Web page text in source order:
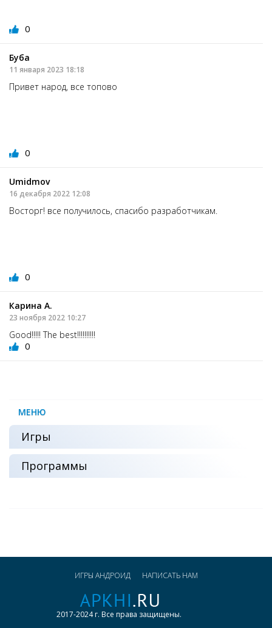
0
Буба
11 января 2023 18:18
Привет народ, все топово
0
Umidmov
16 декабря 2022 12:08
Восторг! все получилось, спасибо разработчикам.
0
Карина А.
23 ноября 2022 10:27
Good!!!!! The best!!!!!!!!!!
0
МЕНЮ
Игры
Программы
ИГРЫ АНДРОИД НАПИСАТЬ НАМ
2017-2024 г. Все права защищены.